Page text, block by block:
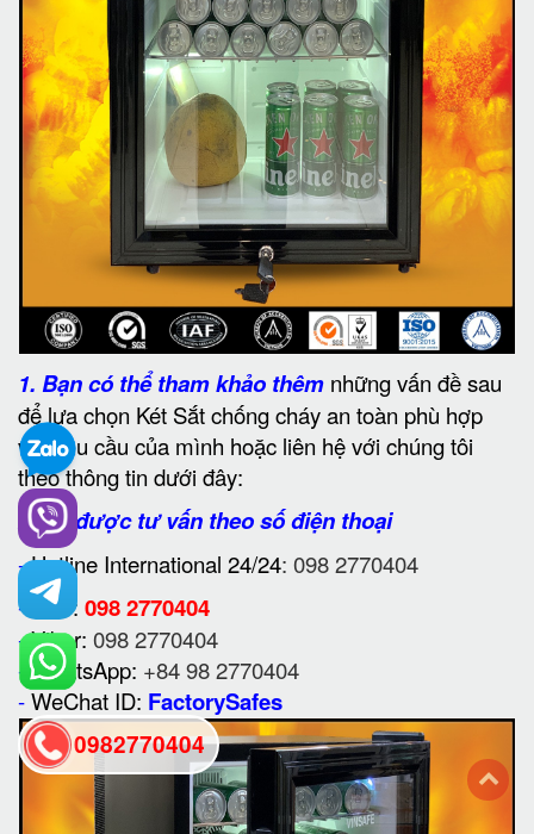
1. Bạn có thể tham khảo thêm những vấn đề sau
để lựa chọn Két Sắt chống cháy an toàn phù hợp
với nhu cầu của mình hoặc liên hệ với chúng tôi
theo thông tin dưới đây:
2. Để được tư vấn theo số điện thoại
-Hotline International 24/24: 098 2770404
-
Zalo: 098 2770404
-Viber: 098 2770404
- WhatsApp: +84 98 2770404
-WeChat ID: FactorySafes
0982770404